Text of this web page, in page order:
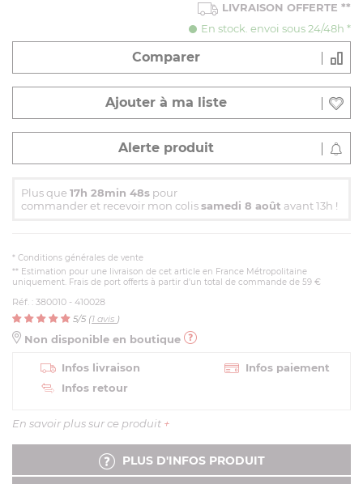
LIVRAISON OFFERTE **
En stock. envoi sous 24/48h *
Comparer
Ajouter à ma liste
Alerte produit
Plus que 17h 28min 47spour
commander et recevoir mon colissamedi 8 août avant 13h !
* Conditions générales de vente
** Estimation pour une livraison de cet article en France Métropolitaine
uniquement. Frais de port offerts à partir d'un total de commande de 59 €
Réf. : 380010 - 410028
5/5 (1 avis )
Non disponible en boutique
Infos livraison
Infos paiement
Infos retour
En savoir plus sur ce produit +
PLUS D'INFOS PRODUIT